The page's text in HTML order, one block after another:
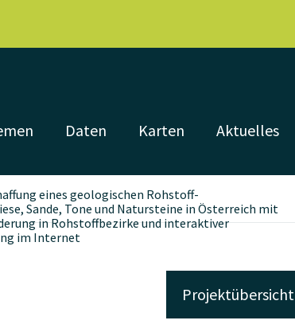
Daten Karten Aktuelles
eines geologischen Rohstoff-
Sande, Tone und Natursteine in Österreich mit
in Rohstoffbezirke und interaktiver
im Internet
Projektübersicht